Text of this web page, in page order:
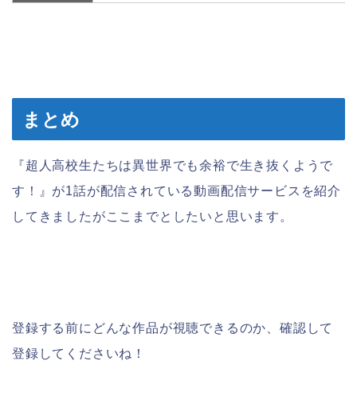
まとめ
『超人高校生たちは異世界でも余裕で生き抜くようで
す！』が1話が配信されている動画配信サービスを紹介
してきましたがここまでとしたいと思います。
登録する前にどんな作品が視聴できるのか、確認して
登録してくださいね！